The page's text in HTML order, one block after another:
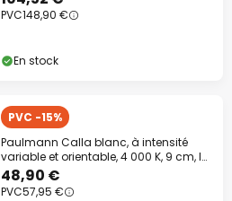
PVC148,90 €
En stock
PVC -15%
Paulmann Calla blanc, à intensité
variable et orientable, 4 000 K, 9 cm, lot
de
48,90 €
PVC57,95 €